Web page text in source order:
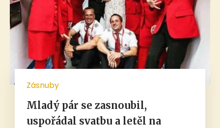
Zásnuby
Mladý pár se zasnoubil,
uspořádal svatbu a letěl na